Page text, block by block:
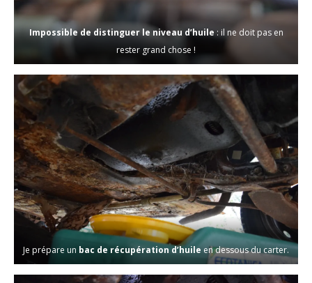
Impossible de distinguer le niveau d’huile: il ne doit pas en
rester grand chose !
Je prépare un bac de récupération d’huile en dessous du carter.